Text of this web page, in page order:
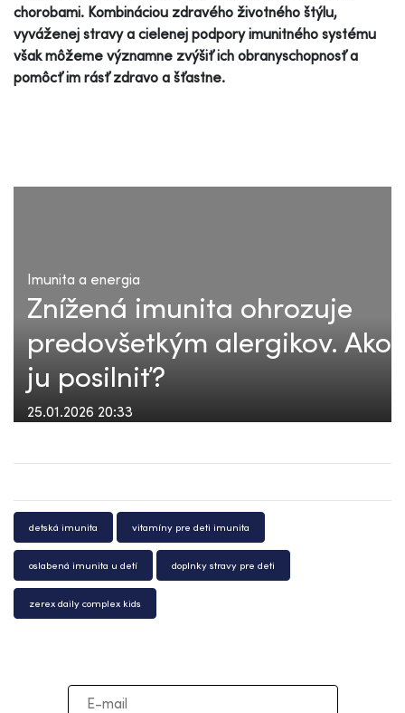
chorobami. Kombináciou zdravého životného štýlu,
vyváženej stravy a cielenej podpory imunitného systému
však môžeme významne zvýšiť ich obranyschopnosť a
pomôcť im rásť zdravo a šťastne.
Imunita a energia
Znížená imunita ohrozuje
predovšetkým alergikov. Ako
ju posilniť?
25.01.2026 20:33
detská imunita vitamíny pre deti imunita
oslabená imunita u detí doplnky stravy pre deti
zerex daily complex kids